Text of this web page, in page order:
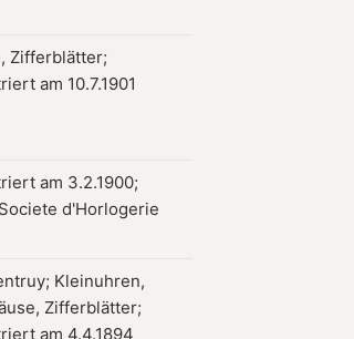
Zifferblätter;
am 10.7.1901
am 3.2.1900;
d'Horlogerie
Kleinuhren,
Zifferblätter;
am 4.4.1894